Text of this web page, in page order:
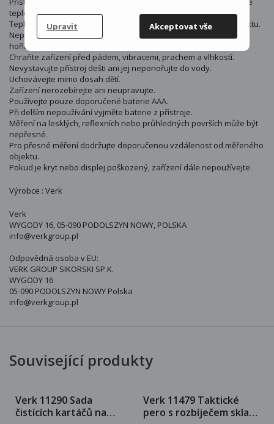
Upravit Akceptovat vše
teploty.
Teploměr slouží k měření povrchové teploty předmětů bez kontaktu.
Nepoužívejte v prostředí s nebezpečím výbuchu nebo v blízkosti
hořlavých látek.
Chraňte zařízení před pádem, vibracemi, prachem a vlhkostí.
Nevystavujte přístroj dešti ani jej neponořujte do vody.
Uchovávejte mimo dosah dětí.
Zařízení nerozebírejte ani neupravujte.
Používejte pouze doporučené baterie AAA.
Při delším nepoužívání vyjměte baterie z přístroje.
Měření na lesklých, reflexních nebo průhledných površích může být
nepřesné.
Pro přesné měření dodržujte doporučenou vzdálenost od měřeného
objektu.
Pokud je kryt nebo displej poškozený, zařízení dále nepoužívejte.
Výrobce : Verk
Verk
WYGODY 16, 05-090 PODOLSZYN NOWY, POLSKA
info@verkgroup.pl
Odpovědná osoba v EU:
VERK GROUP SIKORSKI SP.K.
WYGODY 16
05-090 PODOLSZYN NOWY Polska
info@verkgroup.pl
Související produkty
Verk 11290 Sada
čistících kartáčů na
Verk 11479 Taktické
pero s rozbíječem skla